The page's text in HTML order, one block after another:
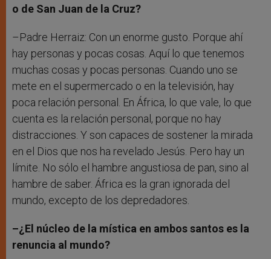
o de San Juan de la Cruz?
–Padre Herraiz: Con un enorme gusto. Porque ahí
hay personas y pocas cosas. Aquí lo que tenemos
muchas cosas y pocas personas. Cuando uno se
mete en el supermercado o en la televisión, hay
poca relación personal. En África, lo que vale, lo que
cuenta es la relación personal, porque no hay
distracciones. Y son capaces de sostener la mirada
en el Dios que nos ha revelado Jesús. Pero hay un
límite. No sólo el hambre angustiosa de pan, sino al
hambre de saber. África es la gran ignorada del
mundo, excepto de los depredadores.
–¿El núcleo de la mística en ambos santos es la
renuncia al mundo?